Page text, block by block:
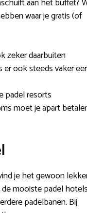
aan het buffet?
waar je gratis (of
zeker daarbuiten
er ook steeds vaker
padel resorts
moet je apart
je het gewoon
mooiste padel
padelbanen. Bij